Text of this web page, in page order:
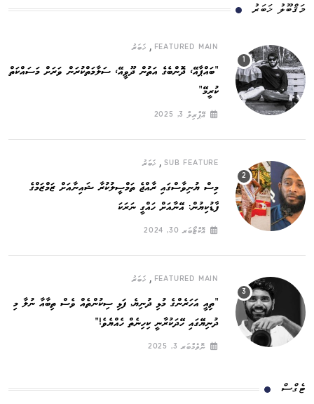
މަޤްބޫލު ޚަބަރު
FEATURED MAIN
, ޚަބަރު
”ބައްޕާއޭ، ދޮންބެގެ އަތުން ދޫވީއޭ، ސަލާމަތްކުރަން ވަރަށް މަސައްކަތް
ކުރީމޭ“
އޭޕްރިލް 3, 2025
SUB FEATURE
, ޚަބަރު
މިސް ޔުނިވާސްގައި ރާއްޖެ ތަމްސީލުކުރާ ޝައިނާއަށް ޒަމްޒަމްގެ
ފާޑުކިޔުން: އޭނާއަށް ހައްގީ ނަރަކަ
އޮކްޓޯބަރ 30, 2024
FEATURED MAIN
, ޚަބަރު
”ތިއީ އަހަރެންގެ މުޅި ދުނިޔެ, ފަޅި ސިކުންތެއް ވެސް ތިބާއާ ނުލާ މި
ދުނިޔޭގައި ހޭދަކުރާނީ ކިހިނެތް ހެއްޔެވެ!“
ނޮވެމްބަރ 3, 2025
ޓެގްސް